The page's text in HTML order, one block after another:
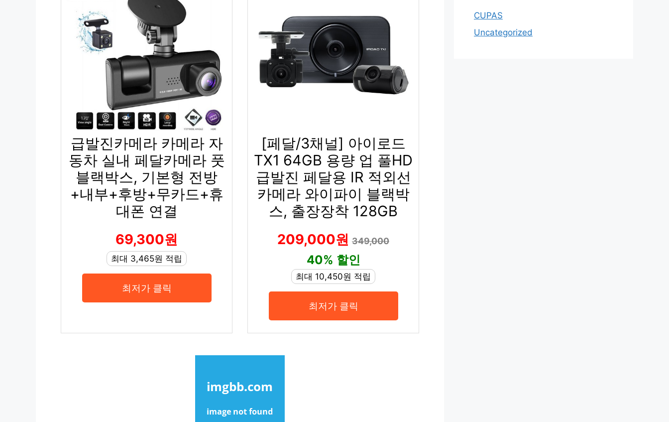
급발진카메라 카메라 자
동차 실내 페달카메라 풋
블랙박스, 기본형 전방
+내부+후방+무카드+휴
대폰 연결
69,300원
최대 3,465원 적립
최저가 클릭
[페달/3채널] 아이로드
TX1 64GB 용량 업 풀HD
급발진 페달용 IR 적외선
카메라 와이파이 블랙박
스, 출장장착 128GB
209,000원 349,000
40% 할인
최대 10,450원 적립
최저가 클릭
CUPAS
Uncategorized